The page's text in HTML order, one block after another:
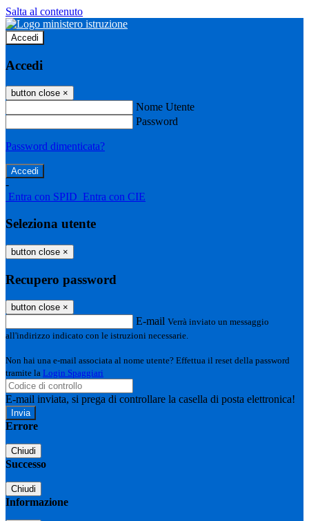
Salta al contenuto
Accedi
Accedi
button close ×
Nome Utente
Password
Password dimenticata?
-
Entra con SPID Entra con CIE
Seleziona utente
button close ×
Recupero password
button close ×
E-mail Verrà inviato un messaggio
all'indirizzo indicato con le istruzioni necessarie.
Non hai una e-mail associata al nome utente? Effettua il reset della password
tramite la Login Spaggiari
E-mail inviata, si prega di controllare la casella di posta elettronica!
Errore
Chiudi
Successo
Chiudi
Informazione